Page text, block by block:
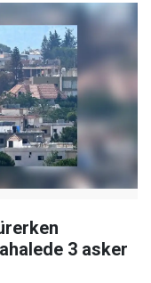
3 asker